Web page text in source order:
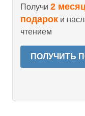
Получи 2
подарок и
чтением
ПОЛУЧИТЬ